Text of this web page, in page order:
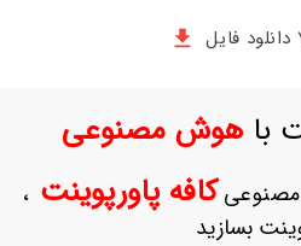
باهوش مصنوعی
کافه پاورپوینت ،
بسازید